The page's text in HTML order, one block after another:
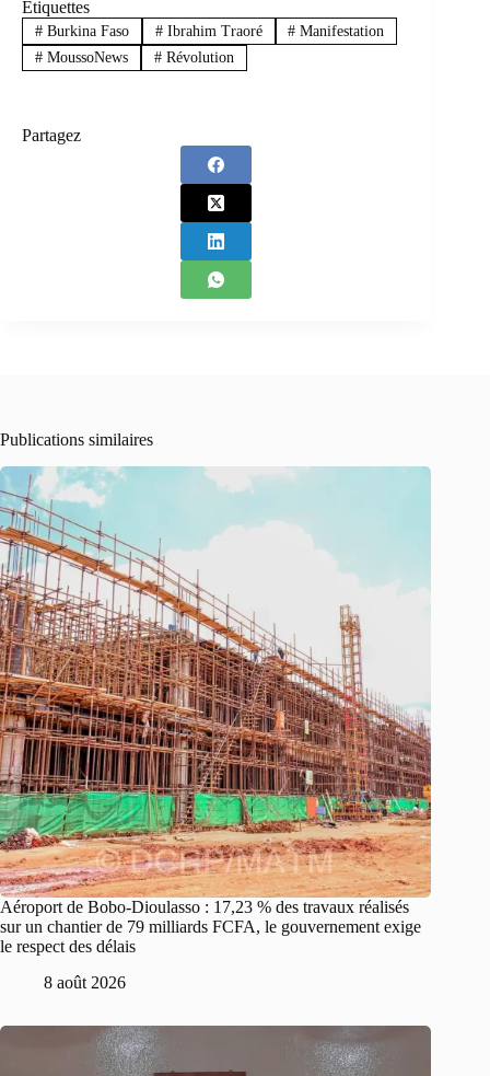
Étiquettes
#Burkina Faso #Ibrahim Traoré # Manifestation
#MoussoNews #Révolution
Partagez
Publications similaires
Aéroport de Bobo-Dioulasso : 17,23 % des travaux réalisés
sur un chantier de 79 milliards FCFA, le gouvernement exige
le respect des délais
8 août 2026